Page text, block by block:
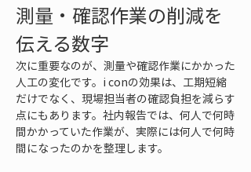
測量・確認作業の削減を
伝える数字
次に重要なのが、測量や確認作業にかかった
人工の変化です。i conの効果は、工期短縮
だけでなく、現場担当者の確認負担を減らす
点にもあります。社内報告では、何人で何時
間かかっていた作業が、実際には何人で何時
間になったのかを整理します。